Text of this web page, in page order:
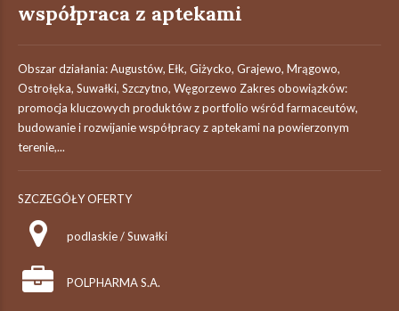
współpraca z aptekami
Obszar działania: Augustów, Ełk, Giżycko, Grajewo, Mrągowo,
Ostrołęka, Suwałki, Szczytno, Węgorzewo Zakres obowiązków:
promocja kluczowych produktów z portfolio wśród farmaceutów,
budowanie i rozwijanie współpracy z aptekami na powierzonym
terenie,...
SZCZEGÓŁY OFERTY
podlaskie / Suwałki
POLPHARMA S.A.